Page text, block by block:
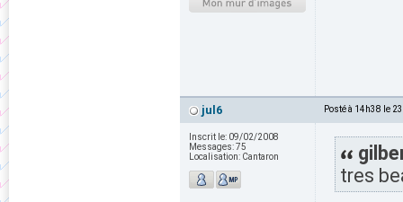
jul6 Posté à 14h38 le
Inscrit le: 09/02/2008
Messages:75
Localisation: Cantaron
tres